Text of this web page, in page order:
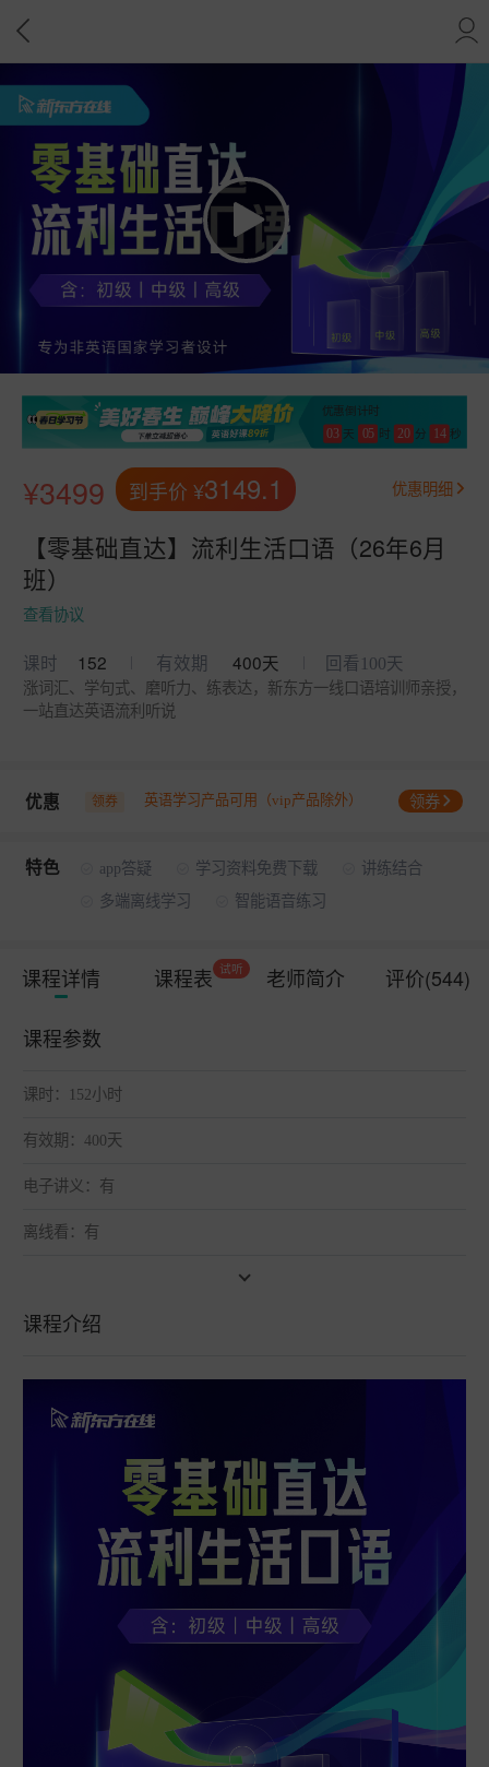
优惠倒计时
03 天 05 时 20 分 14 秒
¥3499 到手价 ¥3149.1 优惠明细
【零基础直达】流利生活口语（26年6月
班）
查看协议
课时 152 有效期 400天 回看100天
涨词汇、学句式、磨听力、练表达，新东方一线口语培训师亲授，
一站直达英语流利听说
优惠 领券 英语学习产品可用（vip产品除外） 领券
特色 app答疑 学习资料免费下载
讲练结合
多端离线学习
智能语音练习
课程详情 课程表 试听 老师简介 评价(544)
课程参数
课时：152小时
有效期：400天
电子讲义：有
离线看：有
课程介绍